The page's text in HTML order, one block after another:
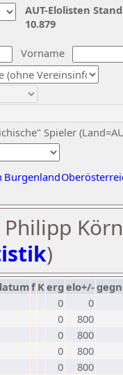
Vorname
Spieler
Burgenland
AUT-Elolisten
10.879
)
f Kerg elo+/-
0
0
0
800
0
800
0
800
0
800